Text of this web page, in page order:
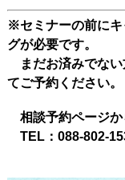
※セミナーの前にキ
グが必要です。
まだお済みでない
てご予約ください。
相談予約ページ
TEL： 088-802-